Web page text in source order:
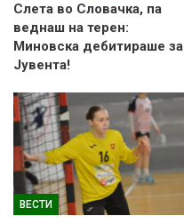
Слетa во Словачка, па
веднаш на терен:
Миновска дебитираше за
Јувента!
ВЕСТИ